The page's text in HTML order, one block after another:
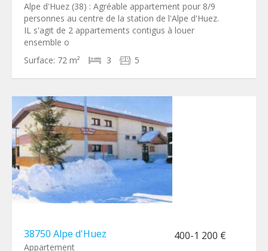
Alpe d'Huez (38) : Agréable appartement pour 8/9
personnes au centre de la station de l'Alpe d'Huez.
IL s'agit de 2 appartements contigus à louer
ensemble o
Surface: 72 m² 3 5
38750 Alpe d'Huez 400-1 200 €
Appartement